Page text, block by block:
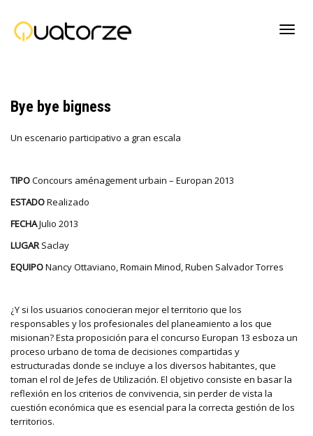
Bye bye bigness
Un escenario participativo a gran escala
TIPOConcours aménagement urbain – Europan 2013
ESTADORealizado
FECHAJulio 2013
LUGARSaclay
EQUIPONancy Ottaviano, Romain Minod, Ruben Salvador Torres
¿Y si los usuarios conocieran mejor el territorio que los
responsables y los profesionales del planeamiento a los que
misionan? Esta proposición para el concurso Europan 13 esboza un
proceso urbano de toma de decisiones compartidas y
estructuradas donde se incluye a los diversos habitantes, que
toman el rol de Jefes de Utilización. El objetivo consiste en basar la
reflexión en los criterios de convivencia, sin perder de vista la
cuestión económica que es esencial para la correcta gestión de los
territorios.